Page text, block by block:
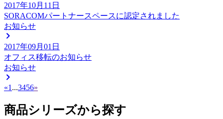
2017年10月11日
SORACOMパートナースペースに認定されました
お知らせ
2017年09月01日
オフィス移転のお知らせ
お知らせ
«1 ...3456»
商品シリーズから探す